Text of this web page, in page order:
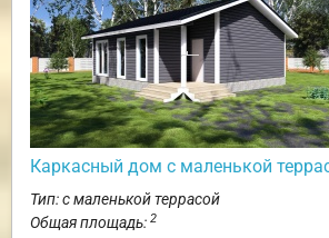
Каркасный дом с маленькой
Тип: с маленькой террасой
Общая площадь: 2